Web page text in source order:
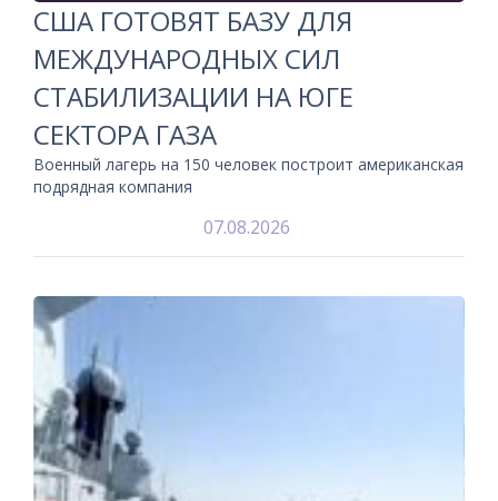
США ГОТОВЯТ БАЗУ ДЛЯ
МЕЖДУНАРОДНЫХ СИЛ
СТАБИЛИЗАЦИИ НА ЮГЕ
СЕКТОРА ГАЗА
Военный лагерь на 150 человек построит американская
подрядная компания
07.08.2026